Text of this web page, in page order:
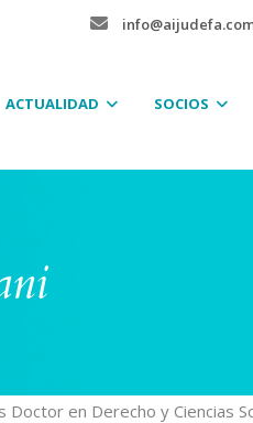
ACTUALIDAD SOCIOS
en Derecho y Ciencias